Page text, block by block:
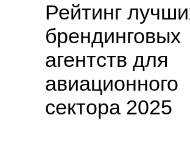
Рейтинг
брендинговых
агентств для
авиационного
сектора 2025